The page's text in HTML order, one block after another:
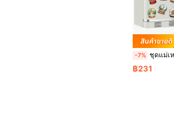
-7% ชุดแม่เหล็กภาพติดเพชรลูกโลกคริส
฿231